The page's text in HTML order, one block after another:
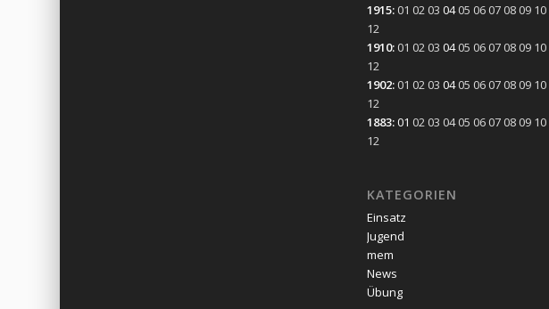
1915: 01 02 03 04 05 06 07 08 09 10
12
1910: 01 02 03 04 05 06 07 08 09 10
12
1902: 01 02 03 04 05 06 07 08 09 10
12
1883:01 02 03 04 05 06 07 08 09 10
12
KATEGORIEN
Einsatz
Jugend
mem
News
Übung